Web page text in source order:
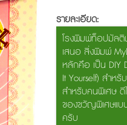
รายละเอียด:
โรงพิมพ์ท็อปมัล
เสนอ สิ่งพิมพ์
หลักคือ เป็น DIY
It Yourself) สำห
สำหรับคนพิเศษ ดี
ของขวัญพิเศษแบ
ครับ